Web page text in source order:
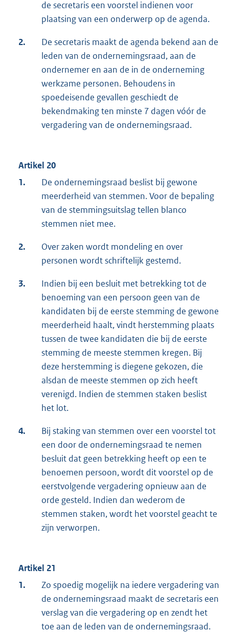
de secretaris een voorstel indienen voor
plaatsing van een onderwerp op de agenda.
2.
De secretaris maakt de agenda bekend aan de
leden van de ondernemingsraad, aan de
ondernemer en aan de in de onderneming
werkzame personen. Behoudens in
spoedeisende gevallen geschiedt de
bekendmaking ten minste 7 dagen vóór de
vergadering van de ondernemingsraad.
Artikel 20
1.
De ondernemingsraad beslist bij gewone
meerderheid van stemmen. Voor de bepaling
van de stemmingsuitslag tellen blanco
stemmen niet mee.
2.
Over zaken wordt mondeling en over
personen wordt schriftelijk gestemd.
3.
Indien bij een besluit met betrekking tot de
benoeming van een persoon geen van de
kandidaten bij de eerste stemming de gewone
meerderheid haalt, vindt herstemming plaats
tussen de twee kandidaten die bij de eerste
stemming de meeste stemmen kregen. Bij
deze herstemming is diegene gekozen, die
alsdan de meeste stemmen op zich heeft
verenigd. Indien de stemmen staken beslist
het lot.
4.
Bij staking van stemmen over een voorstel tot
een door de ondernemingsraad te nemen
besluit dat geen betrekking heeft op een te
benoemen persoon, wordt dit voorstel op de
eerstvolgende vergadering opnieuw aan de
orde gesteld. Indien dan wederom de
stemmen staken, wordt het voorstel geacht te
zijn verworpen.
Artikel 21
1.
Zo spoedig mogelijk na iedere vergadering van
de ondernemingsraad maakt de secretaris een
verslag van die vergadering op en zendt het
toe aan de leden van de ondernemingsraad.